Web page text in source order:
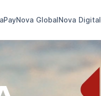
Nova GlobalNova Digital